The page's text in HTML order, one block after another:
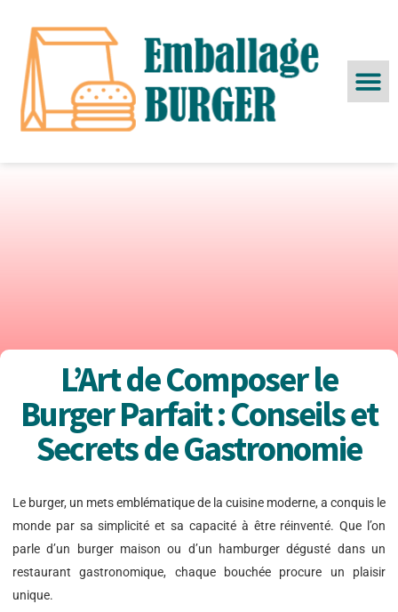
L’Art de Composer le
Burger Parfait : Conseils et
Secrets de Gastronomie
Le burger, un mets emblématique de la cuisine moderne, a conquis le
monde par sa simplicité et sa capacité à être réinventé. Que l’on
parle d’un burger maison ou d’un hamburger dégusté dans un
restaurant gastronomique, chaque bouchée procure un plaisir
unique.